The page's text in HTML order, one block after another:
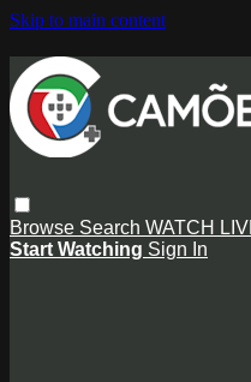
Skip to main content
Browse Search WATCH
Start Watching Sign In